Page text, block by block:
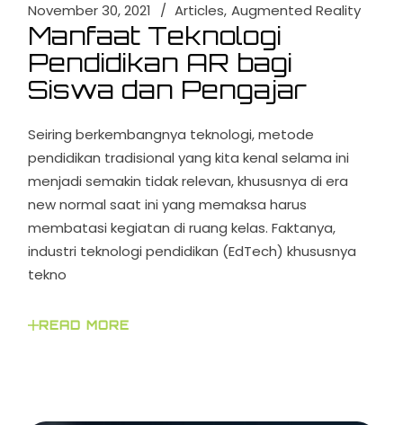
November 30, 2021 Articles Augmented Reality
Manfaat Teknologi
Pendidikan AR bagi
Siswa dan Pengajar
Seiring berkembangnya teknologi, metode
pendidikan tradisional yang kita kenal selama ini
menjadi semakin tidak relevan, khususnya di era
new normal saat ini yang memaksa harus
membatasi kegiatan di ruang kelas. Faktanya,
industri teknologi pendidikan (EdTech) khususnya
tekno
READ MORE